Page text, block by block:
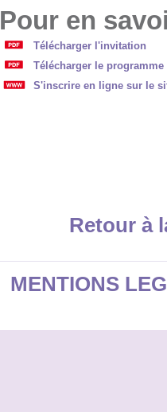
Pour en
Télécharger l'invitation
Télécharger le programme
S'inscrire en ligne sur le
Retour à
MENTIONS